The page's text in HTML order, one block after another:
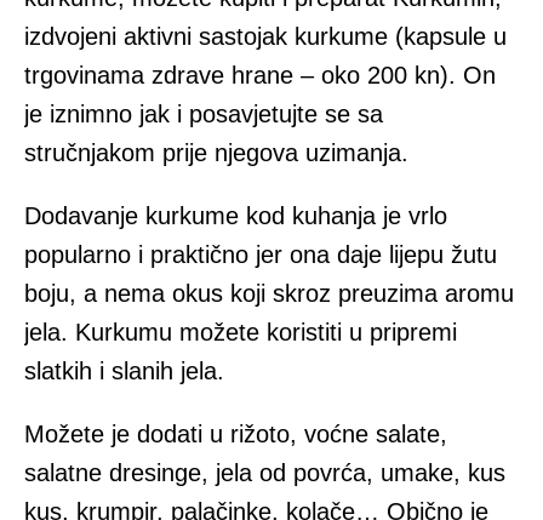
izdvojeni aktivni sastojak kurkume (kapsule u
trgovinama zdrave hrane – oko 200 kn). On
je iznimno jak i posavjetujte se sa
stručnjakom prije njegova uzimanja.
Dodavanje kurkume kod kuhanja je vrlo
popularno i praktično jer ona daje lijepu žutu
boju, a nema okus koji skroz preuzima aromu
jela. Kurkumu možete koristiti u pripremi
slatkih i slanih jela.
Možete je dodati u rižoto, voćne salate,
salatne dresinge, jela od povrća, umake, kus
kus, krumpir, palačinke, kolače… Obično je